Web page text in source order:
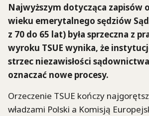
Najwyższym dotycząca zapisów
wieku emerytalnego sędziów
z 70 do 65 lat) była sprzeczna z
wyroku TSUE wynika, że
strzec niezawisłości
oznaczać nowe procesy.
Orzeczenie TSUE kończy
władzami Polski a Komisją